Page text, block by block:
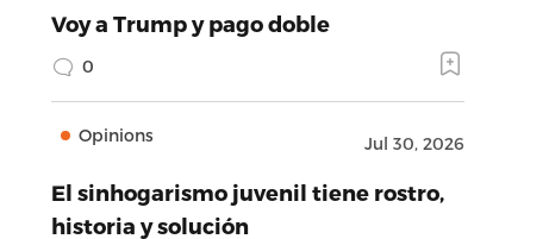
Voy a Trump y pago doble
0
Opinions Jul 30, 2026
El sinhogarismo juvenil tiene rostro,
historia y solución